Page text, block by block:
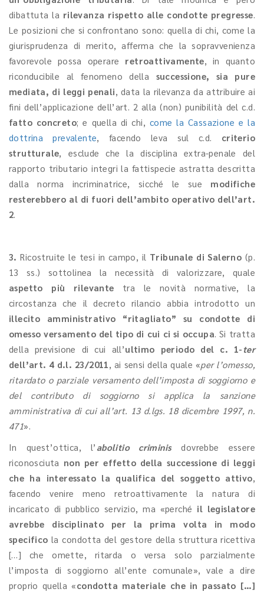
dibattuta la rilevanza rispetto alle condotte pregresse.
Le posizioni che si confrontano sono: quella di chi, come la
giurisprudenza di merito, afferma che la sopravvenienza
favorevole possa operare retroattivamente, in quanto
riconducibile al fenomeno della successione, sia pure
mediata, di leggi penali, data la rilevanza da attribuire ai
fini dell’applicazione dell’art. 2 alla (non) punibilità del c.d.
fatto concreto; e quella di chi, come la Cassazione e la
dottrina prevalente, facendo leva sul c.d. criterio
strutturale, esclude che la disciplina extra-penale del
rapporto tributario integri la fattispecie astratta descritta
dalla norma incriminatrice, sicché le sue modifiche
resterebbero al di fuori dell’ambito operativo dell’art.
2.
3. Ricostruite le tesi in campo, il Tribunale di Salerno (p.
13 ss.) sottolinea la necessità di valorizzare, quale
aspetto più rilevante tra le novità normative, la
circostanza che il decreto rilancio abbia introdotto un
illecito amministrativo “ritagliato” su condotte di
omesso versamento del tipo di cui ci si occupa. Si tratta
della previsione di cui all’ultimo periodo del c. 1-ter
dell’art. 4 d.l. 23/2011, ai sensi della quale «per l’omesso,
ritardato o parziale versamento dell’imposta di soggiorno e
del contributo di soggiorno si applica la sanzione
amministrativa di cui all’art. 13 d.lgs. 18 dicembre 1997, n.
471».
In quest’ottica, l’ abolitio criminis
dovrebbe essere
riconosciuta non per effetto della successione di leggi
che ha interessato la qualifica del soggetto attivo,
facendo venire meno retroattivamente la natura di
incaricato di pubblico servizio, ma «perché il legislatore
avrebbe disciplinato per la prima volta in modo
specificola condotta del gestore della struttura ricettiva
[…] che omette, ritarda o versa solo parzialmente
l’imposta di soggiorno all’ente comunale», vale a dire
proprio quella «condotta materiale che in passato […]